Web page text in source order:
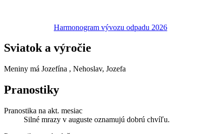
Harmonogram vývozu odpadu 2026
Sviatok a výročie
Meniny má Jozefína , Nehoslav, Jozefa
Pranostiky
Pranostika na akt. mesiac
Silné mrazy v auguste oznamujú dobrú chvíľu.